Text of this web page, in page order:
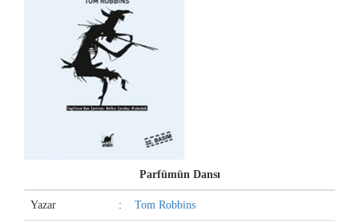
Parfümün Dansı
Yazar : Tom Robbins